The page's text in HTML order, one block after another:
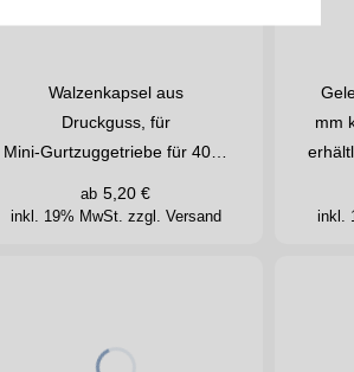
Walzenkapsel aus
Druckguss, für
Mini-Gurtzuggetriebe für 40…
inkl. 19% MwSt. zzgl. Versand
ab 5,20 €
mm
inkl.